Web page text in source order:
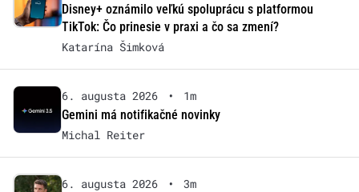
Disney+ oznámilo veľkú spoluprácu s platformou
TikTok: Čo prinesie v praxi a čo sa zmení?
Katarína Šimková
6. augusta 2026 •
1m
Gemini má notifikačné novinky
Michal Reiter
6. augusta 2026 •
3m